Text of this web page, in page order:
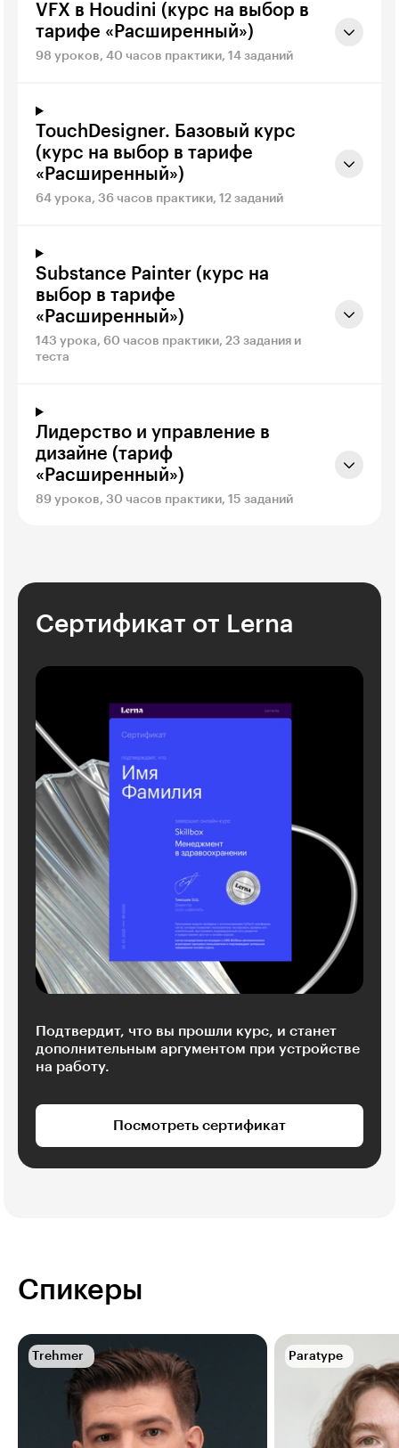
VFX в Houdini (курс на выбор в
тарифе «Расширенный»)
98 уроков, 40 часов практики, 14 заданий
TouchDesigner. Базовый курс
(курс на выбор в тарифе
«Расширенный»)
64 урока, 36 часов практики, 12 заданий
Substance Painter (курс на
выбор в тарифе
«Расширенный»)
143 урока, 60 часов практики, 23 задания и
теста
Лидерство и управление в
дизайне (тариф
«Расширенный»)
89 уроков, 30 часов практики, 15 заданий
Сертификат от Lerna
Подтвердит, что вы прошли курс, и станет
дополнительным аргументом при устройстве
на работу.
Посмотреть сертификат
Спикеры
Trehmer Paratype